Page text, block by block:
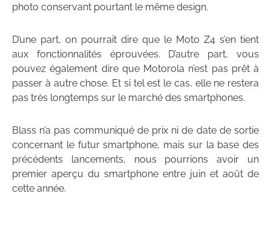
photo conservant pourtant le même design.
D’une part, on pourrait dire que le Moto Z4 s’en tient
aux fonctionnalités éprouvées. D’autre part, vous
pouvez également dire que Motorola n’est pas prêt à
passer à autre chose. Et si tel est le cas, elle ne restera
pas très longtemps sur le marché des smartphones.
Blass n’a pas communiqué de prix ni de date de sortie
concernant le futur smartphone, mais sur la base des
précédents lancements, nous pourrions avoir un
premier aperçu du smartphone entre juin et août de
cette année.